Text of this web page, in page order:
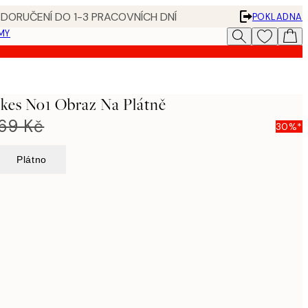
DO 1-3 PRACOVNÍCH DNÍ
POKLADNA
No1 Obraz Na Plátně
Kč 30%*
Plátno